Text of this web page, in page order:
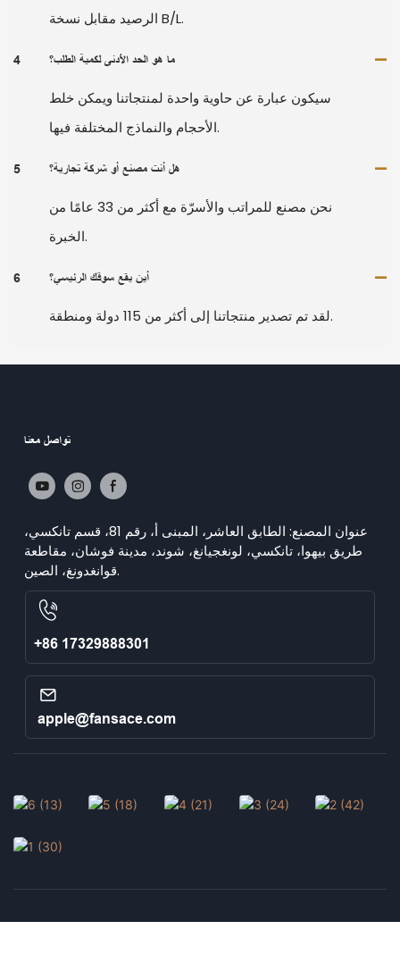
الرصيد مقابل نسخة B/L.
4 ما هو الحد الأدنى لكمية الطلب؟
سيكون عبارة عن حاوية واحدة لمنتجاتنا ويمكن خلط
الأحجام والنماذج المختلفة فيها.
5 هل أنت مصنع أو شركة تجارية؟
نحن مصنع للمراتب والأسرّة مع أكثر من 33 عامًا من
الخبرة.
6 أين يقع سوقك الرئيسي؟
لقد تم تصدير منتجاتنا إلى أكثر من 115 دولة ومنطقة.
تواصل معنا
عنوان المصنع: الطابق العاشر، المبنى أ، رقم 81، قسم تانكسي،
طريق بيهوا، تانكسي، لونغجيانغ، شوند، مدينة فوشان، مقاطعة
قوانغدونغ، الصين.
+86 17329888301
apple@fansace.com